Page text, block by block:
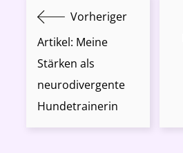
Vorheriger
Artikel: Meine
Stärken als
neurodivergente
Hundetrainerin